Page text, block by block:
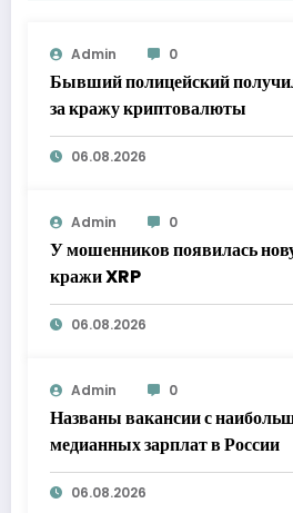
Admin 0
Бывший полицейский
за кражу криптовалюты
06.08.2026
Admin 0
У мошенников появилась
кражи XRP
06.08.2026
Admin 0
Названы вакансии с
медианных зарплат в России
06.08.2026